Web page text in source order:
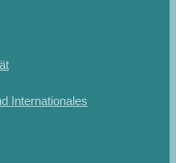
Internationales